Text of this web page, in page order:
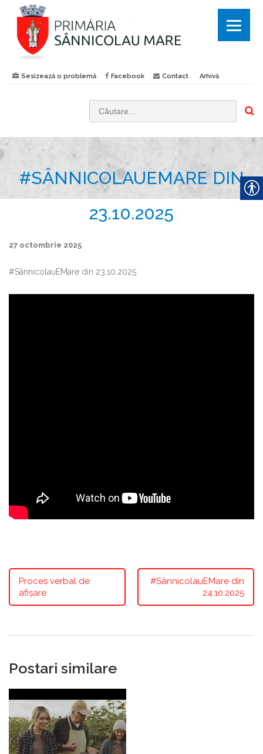
Sesizează o problemă Facebook Contact Arhivă
:
#SÂNNICOLAUEMARE DIN
23.10.2025
27 octombrie 2025
#SânnicolauEMare din 23.10.2025
Proces verbal de
afișare
#SânnicolauEMare din
24.10.2025
Postari similare